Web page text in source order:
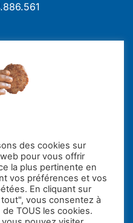
NOUS ?
de la
des cookies sur
pour vous offrir
la plus pertinente en
vos préférences et vos
En cliquant sur
vous consentez à
de TOUS les cookies.